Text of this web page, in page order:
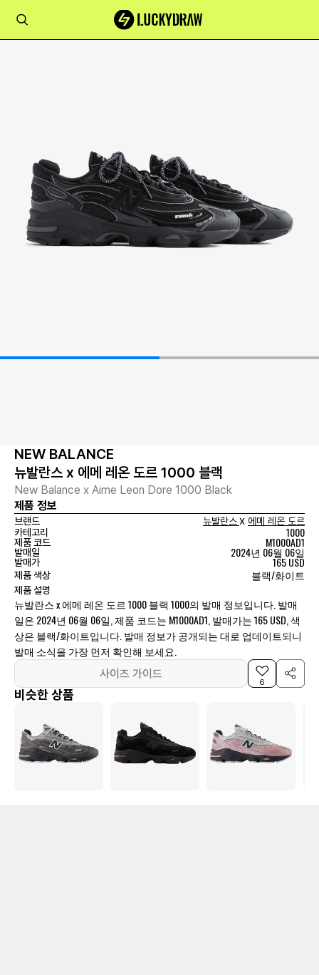
NEW BALANCE
뉴발란스 x 에메 레온 도르 1000 블랙
New Balance x Aime Leon Dore 1000 Black
제품 정보
브랜드 뉴발란스x 에메 레온 도르
카테고리
1000
제품 코드 M1000AD1
발매일 2024년 06월 06일
발매가 165 USD
제품 색상 블랙/화이트
제품 설명
뉴발란스 x 에메 레온 도르 1000 블랙 1000의 발매 정보입니다. 발매
일은 2024년 06월 06일, 제품 코드는 M1000AD1, 발매가는 165 USD, 색
상은 블랙/화이트입니다. 발매 정보가 공개되는 대로 업데이트되니
발매 소식을 가장 먼저 확인해 보세요.
사이즈 가이드
6
비슷한 상품